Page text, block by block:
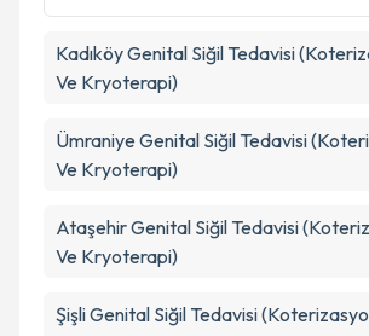
Takvim Talebini
KadıköyGenital Siğil Tedavisi
Ve Kryoterapi)
Ümraniye Genital Siğil Tedavisi
Ve Kryoterapi)
AtaşehirGenital Siğil Tedavisi
Ve Kryoterapi)
ŞişliGenital Siğil Tedavisi